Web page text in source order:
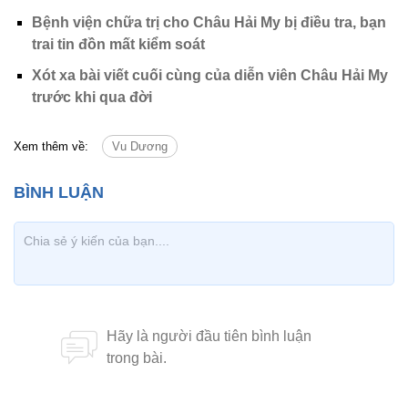
Bệnh viện chữa trị cho Châu Hải My bị điều tra, bạn
trai tin đồn mất kiểm soát
Xót xa bài viết cuối cùng của diễn viên Châu Hải My
trước khi qua đời
Xem thêm về: Vu Dương